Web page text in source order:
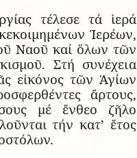
τέλεσε τά ἱερά
Ἱερέων,
Ναοῦ καί ὅλων τῶν
Στή συνέχεια
εἰκόνος τῶν Ἁγίων
ἄρτους,
μέ ἔνθεο ζῆλο
τήν κατ’ ἔτος